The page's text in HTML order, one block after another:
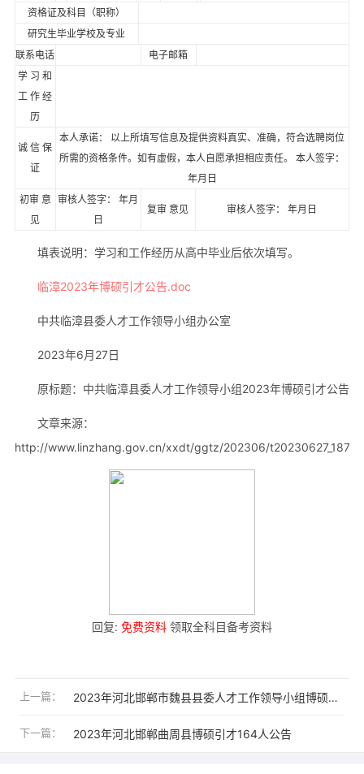
资格证及科目（职称）
研究生毕业学校及专业
联系电话
电子邮箱
学 习 和
工 作 经
历
诚 信 保
证
本人承诺： 以上所填写信息及提供资料真实、准确，符合选聘岗位
所需的资格条件。如有虚假，本人自愿承担相应责任。 本人签字：
年月日
初审 意
见
审核人签字： 年月
日
复审 意见 审核人签字： 年月日
填表说明：学习和工作经历从高中毕业后依次填写。
临漳2023年博硕引才公告.doc
中共临漳县委人才工作领导小组办公室
2023年6月27日
原标题：中共临漳县委人才工作领导小组2023年博硕引才公告
文章来源：
http://www.linzhang.gov.cn/xxdt/ggtz/202306/
回复: 免费资料 领取全科目备考资料
上一篇： 2023年河北邯郸市魏县县委人才工作领导小组博硕引才74人公告
下一篇： 2023年河北邯郸曲周县博硕引才164人公告